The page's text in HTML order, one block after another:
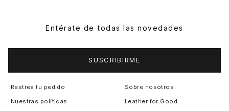
Entérate de todas las novedades
SUSCRIBIRME
Rastrea tu pedido
Nuestras políticas
Sobre nosotros
Leather for Good